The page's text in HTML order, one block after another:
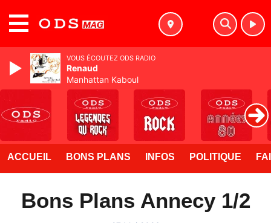
ACCUEIL BONS PLANS INFOS POLITIQUE
Bons Plans Annecy 1/2
VOUS ÉCOUTEZ ODS RADIO
Renaud
Manhattan Kaboul